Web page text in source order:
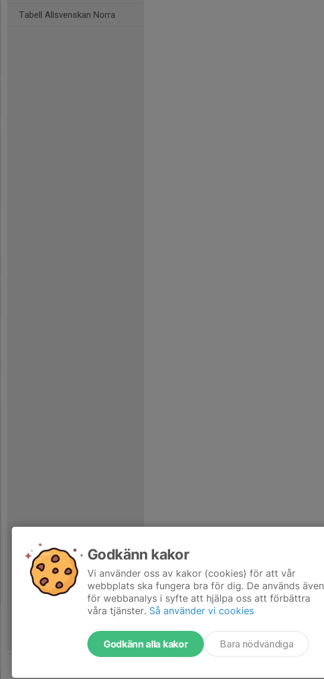
Tabell Allsvenskan Norra
Godkänn kakor
Vi använder oss av kakor (cookies) för att vår
webbplats ska fungera bra för dig. De används även
för webbanalys i syfte att hjälpa oss att förbättra
våra tjänster. Så använder vi cookies
Godkänn alla kakor Bara nödvändiga